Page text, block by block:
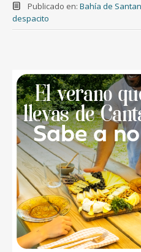
Publicado en: Bahía de
despacito